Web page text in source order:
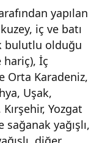
yapılan
iç ve batı
bulutlu olduğu
hariç), İç
Orta Karadeniz,
Uşak,
Yozgat
yağışlı,